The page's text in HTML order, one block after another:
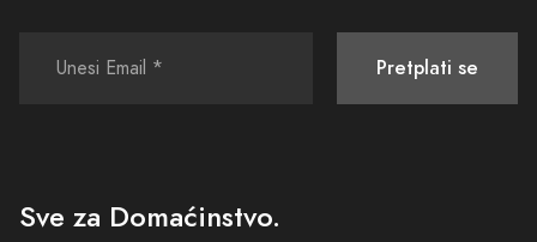
Pretplati se
Sve za Domaćinstvo.